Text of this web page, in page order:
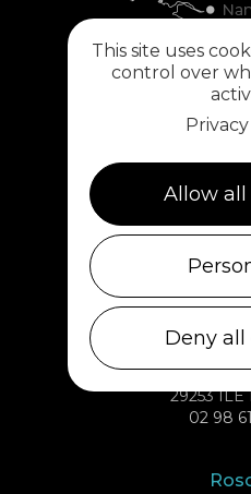
5, rue
29430
Ile de
29253 ILE
02 98
This site uses
control over
Allow all
Deny all